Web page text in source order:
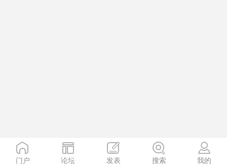
门户 论坛 发表 搜索 我的